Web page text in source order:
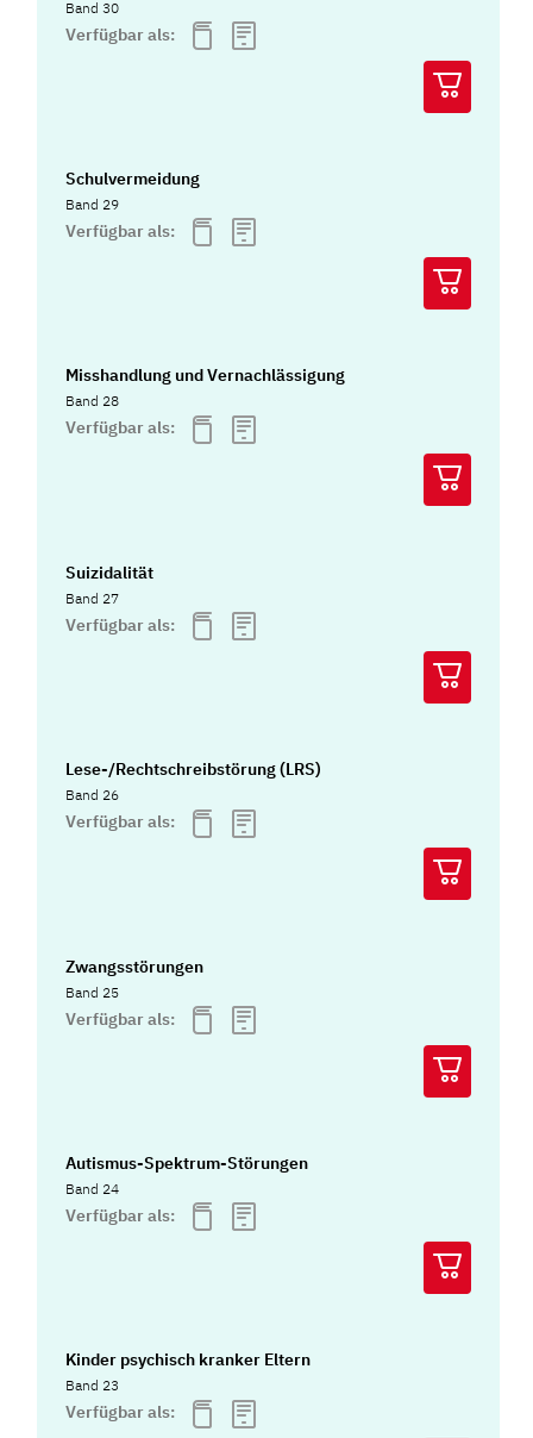
Band 30
Verfügbar als:
Schulvermeidung
Band 29
Verfügbar als:
Misshandlung und Vernachlässigung
Band 28
Verfügbar als:
Suizidalität
Band 27
Verfügbar als:
Lese-/Rechtschreibstörung (LRS)
Band 26
Verfügbar als:
Zwangsstörungen
Band 25
Verfügbar als:
Autismus-Spektrum-Störungen
Band 24
Verfügbar als:
Kinder psychisch kranker Eltern
Band 23
Verfügbar als: